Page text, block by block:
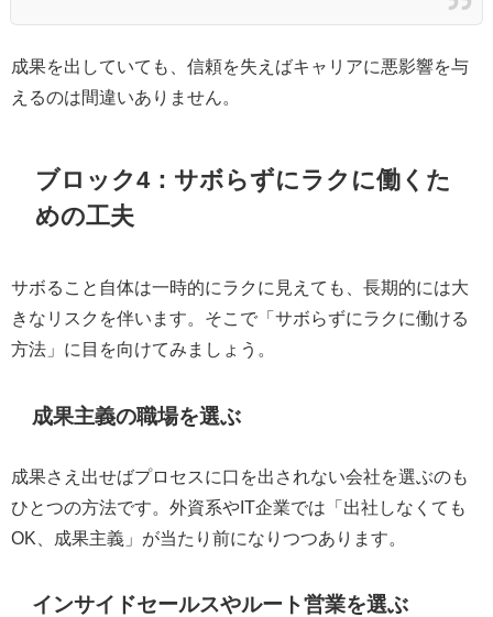
成果を出していても、信頼を失えばキャリアに悪影響を与
えるのは間違いありません。
ブロック4：サボらずにラクに働くた
めの工夫
サボること自体は一時的にラクに見えても、長期的には大
きなリスクを伴います。そこで「サボらずにラクに働ける
方法」に目を向けてみましょう。
成果主義の職場を選ぶ
成果さえ出せばプロセスに口を出されない会社を選ぶのも
ひとつの方法です。外資系やIT企業では「出社しなくても
OK、成果主義」が当たり前になりつつあります。
インサイドセールスやルート営業を選ぶ